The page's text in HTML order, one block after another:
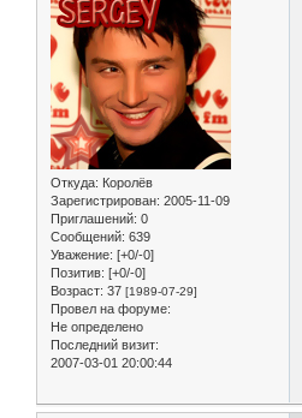
Откуда: Королёв
Зарегистрирован: 2005-11-09
Приглашений: 0
Сообщений: 639
Уважение: [+0/-0]
Позитив: [+0/-0]
Возраст: 37 [1989-07-29]
Провел на форуме:
Не определено
Последний визит:
2007-03-01 20:00:44